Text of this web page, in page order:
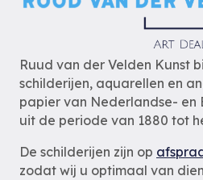
Ruud van der Velden Kunst
schilderijen, aquarellen en
papier van Nederlandse- en
uit de periode van 1880 tot
De schilderijen zijn op
zodat wij u optimaal van